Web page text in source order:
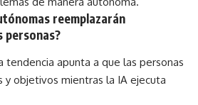
reemplazarán
personas?
tendencia apunta a que las personas
y objetivos mientras la IA ejecuta